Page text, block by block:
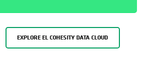
EXPLORE EL COHESITY DATA CLOUD